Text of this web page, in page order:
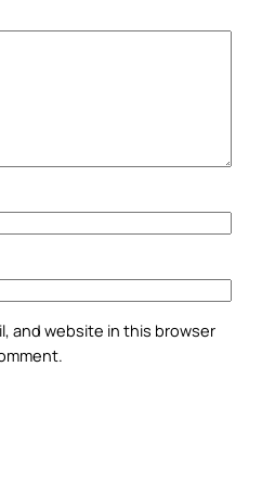
and website in this browser